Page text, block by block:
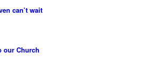
can’t wait
our Church